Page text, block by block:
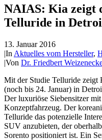
NAIAS: Kia zeigt
Telluride in
13. Januar 2016
|In Aktuelles vom Hersteller,
|Von Dr. Friedbert
Mit der Studie Telluride
(noch bis 24. Januar) in
Der luxuriöse Siebensitzer
Konzeptfahrzeug. Der
Telluride das potenzielle
SUV anzubieten, der
Sorento positioniert ist. Ein